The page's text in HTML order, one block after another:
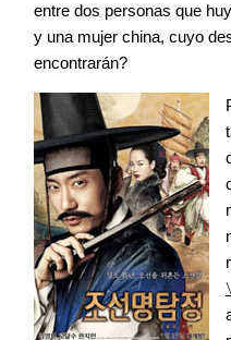
entre dos personas que
y una mujer china, cuyo
encontrarán?